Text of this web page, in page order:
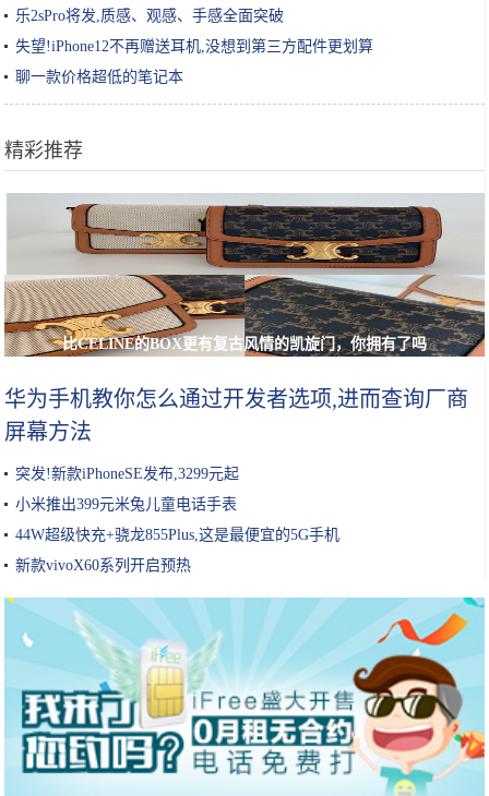
乐2sPro将发,质感、观感、手感全面突破
失望!iPhone12不再赠送耳机,没想到第三方配件更划算
聊一款价格超低的笔记本
精彩推荐
比CELINE的BOX更有复古风情的凯旋门，你拥有了吗
华为手机教你怎么通过开发者选项,进而查询厂商
屏幕方法
突发!新款iPhoneSE发布,3299元起
小米推出399元米兔儿童电话手表
44W超级快充+骁龙855Plus,这是最便宜的5G手机
新款vivoX60系列开启预热